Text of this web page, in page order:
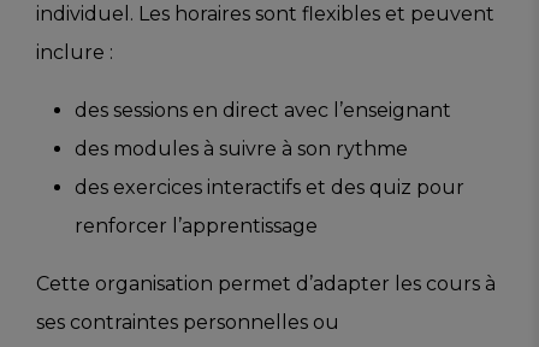
individuel. Les horaires sont flexibles et peuvent
inclure :
des sessions en direct avec l’enseignant
des modules à suivre à son rythme
des exercices interactifs et des quiz pour
renforcer l’apprentissage
Cette organisation permet d’adapter les cours à
ses contraintes personnelles ou